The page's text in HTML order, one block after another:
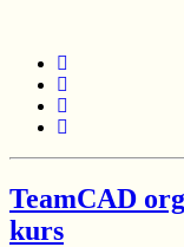
TeamCAD
kurs